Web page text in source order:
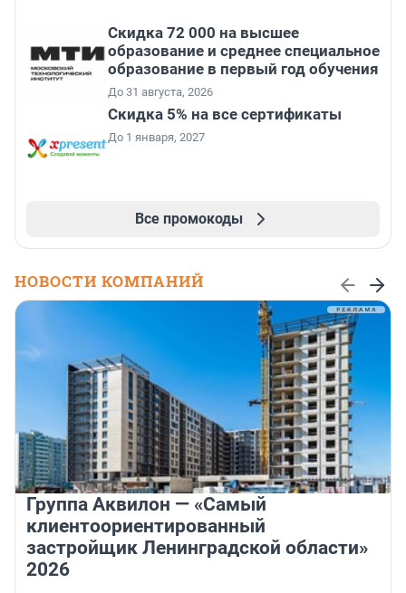
Скидка 72 000 на высшее
образование и среднее специальное
образование в первый год обучения
До 31 августа, 2026
Скидка 5% на все сертификаты
До 1 января, 2027
Все промокоды
НОВОСТИ КОМПАНИЙ
Группа Аквилон — «Самый
клиентоориентированный
застройщик Ленинградской области»
2026